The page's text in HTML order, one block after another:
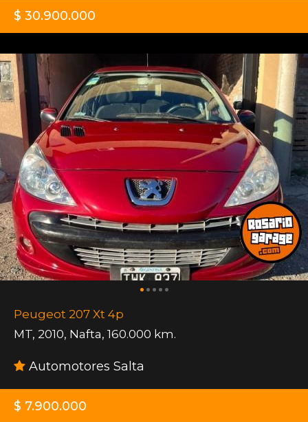
$ 30.900.000
Peugeot 207 Xt 4p
MT, 2010, Nafta, 160.000 km.
Automotores Salta
$ 7.900.000